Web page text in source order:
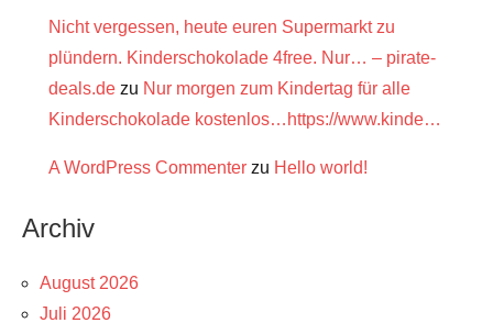
Nicht vergessen, heute euren Supermarkt zu
plündern. Kinderschokolade 4free. Nur… – pirate-
deals.de zu Nur morgen zum Kindertag für alle
Kinderschokolade kostenlos…https://www.kinde…
A WordPress Commenter zu Hello world!
Archiv
August 2026
Juli 2026